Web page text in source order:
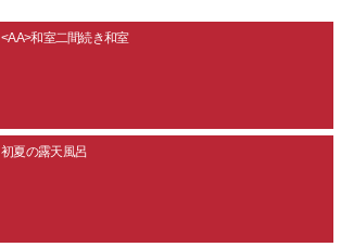
<AA>和室二間続き和室
初夏の露天風呂